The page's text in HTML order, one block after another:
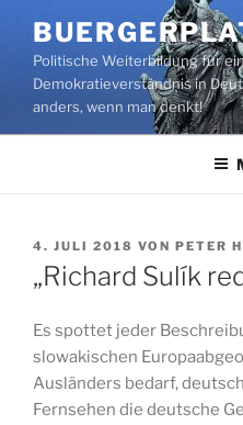
Inhalt
springenPolitische Weiterbildung für
Demokratieverständnis in
anders, wenn man denkt!
VERÖFFENTLICHT
AM
4. JULI 2018 VON PETER
„Richard Sulík
Es spottet jeder
slowakischen
Ausländers bedarf,
Fernsehen die deutsche